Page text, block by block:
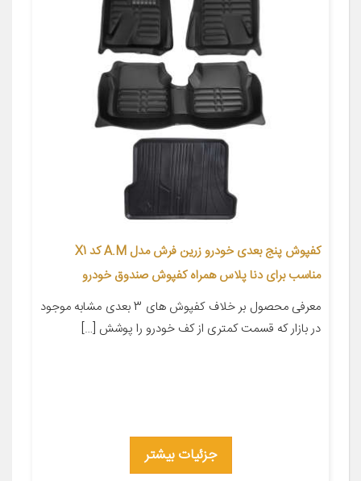
کفپوش پنج بعدی خودرو زرین فرش مدل A.M کد X1
مناسب برای دنا پلاس همراه کفپوش صندوق خودرو
معرفی محصول بر خلاف کفپوش های 3 بعدی مشابه موجود
در بازار که قسمت کمتری از کف خودرو را پوشش […]
جزئیات بیشتر